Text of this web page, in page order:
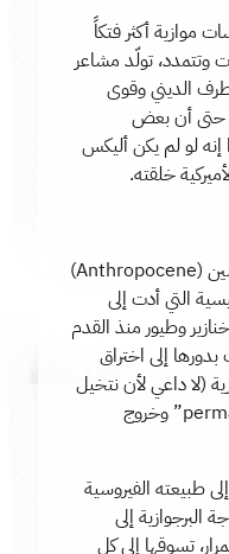
موازية أكثر فتكاً
وتتمدد، تولّد مشاعر
الديني وقوى
حتى أن بعض
إنه لو لم يكن أليكس
خلقته.
الشروط الرأسمالية وعصر الانثروبوسين (Anthropocene)
التي أدت إلى
وطيور منذ القدم
إلى اختراق
(لا داعي لأن نتخيل
ذوبان جليد البرمافروست “permafrost” وخروج
طبيعته الفيروسية
البرجوازية إلى
تسوقها إلى كل